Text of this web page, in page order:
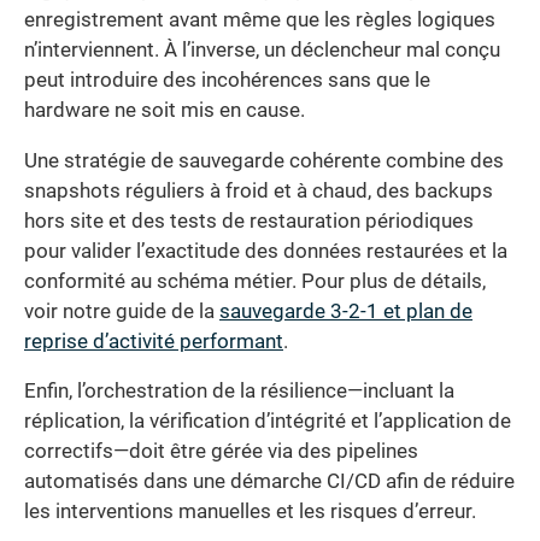
enregistrement avant même que les règles logiques
n’interviennent. À l’inverse, un déclencheur mal conçu
peut introduire des incohérences sans que le
hardware ne soit mis en cause.
Une stratégie de sauvegarde cohérente combine des
snapshots réguliers à froid et à chaud, des backups
hors site et des tests de restauration périodiques
pour valider l’exactitude des données restaurées et la
conformité au schéma métier. Pour plus de détails,
voir notre guide de la sauvegarde 3-2-1 et plan de
reprise d’activité performant.
Enfin, l’orchestration de la résilience—incluant la
réplication, la vérification d’intégrité et l’application de
correctifs—doit être gérée via des pipelines
automatisés dans une démarche CI/CD afin de réduire
les interventions manuelles et les risques d’erreur.